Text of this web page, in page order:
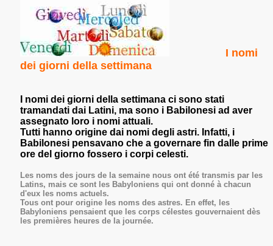
I nomi
dei giorni della settimana
nomi dei giorni della settimana ci sono stati
tramandati dai Latini, ma sono i Babilonesi ad aver
assegnato loro i nomi attuali.
Tutti hanno origine dai nomi degli astri. Infatti, i
Babilonesi pensavano che a governare fin dalle prime
ore del giorno fossero i corpi celesti.
Les noms des jours de la semaine nous ont été transmis par les
Latins, mais ce sont les Babyloniens qui ont donné à chacun
d'eux les noms actuels.
Tous ont pour origine les noms des astres. En effet, les
Babyloniens pensaient que les corps célestes gouvernaient dès
les premières heures de la journée.